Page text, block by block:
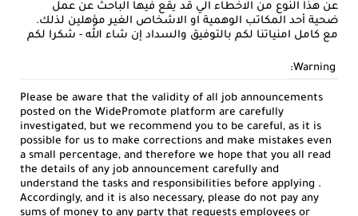
عن هذا النوع من الاخطاء الي قد يقع فيها الباحث عن عمل
ضحية أحد المكاتب الوهمية او الاشخاص الغير مؤهلين لذلك.
مع كامل امنياتنا لكم بالتوفيق والسداد إن شاء الله - شكرا لكم
Warning:
Please be aware that the validity of all job announcements
posted on the WidePromote platform are carefully
investigated, but we recommend you to be careful, as it is
possible for us to make corrections and make mistakes even
a small percentage, and therefore we hope that you all read
the details of any job announcement carefully and
understand the tasks and responsibilities before applying .
Accordingly, and it is also necessary, please do not pay any
sums of money to any party that requests employees or